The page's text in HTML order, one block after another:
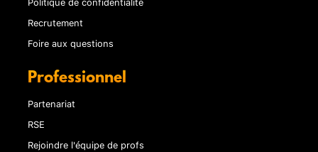
Recrutement
Foire aux questions
Professionnel
Partenariat
RSE
Rejoindre l'équipe de profs